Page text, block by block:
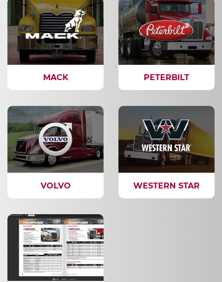
MACK PETERBILT
VOLVO WESTERN STAR